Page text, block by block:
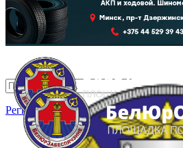
Регистрация Вход